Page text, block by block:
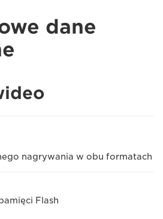
dane
nagrywania w obu formatach
Flash